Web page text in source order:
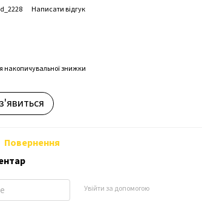
Написати відгук
накопичувальної знижки
Повернення
Увійти за допомогою